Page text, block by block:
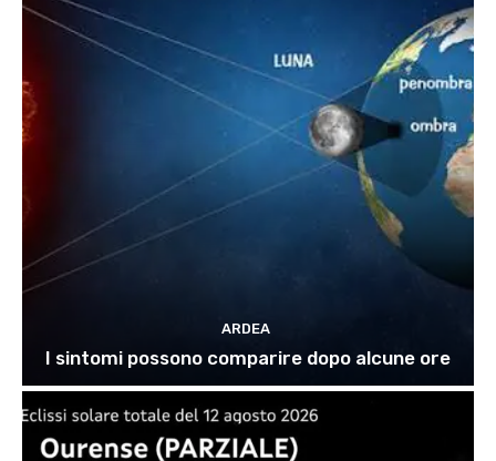
ARDEA
I sintomi possono comparire dopo alcune ore